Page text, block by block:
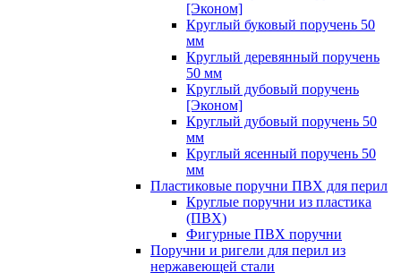
[Эконом]
Круглый буковый поручень 50
мм
Круглый деревянный поручень
50 мм
Круглый дубовый поручень
[Эконом]
Круглый дубовый поручень 50
мм
Круглый ясенный поручень 50
мм
Пластиковые поручни ПВХ для перил
Круглые поручни из пластика
(ПВХ)
Фигурные ПВХ поручни
Поручни и ригели для перил из
нержавеющей стали